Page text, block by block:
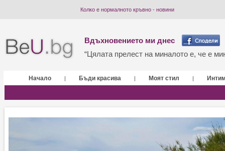
Колко е нормалното кръвно - новини
Вдъхновението ми днес
“Цялата прелест на миналото е, че е
Начало | Бъди красива | Моят стил |